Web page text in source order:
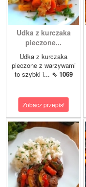
Udka z kurczaka
pieczone...
Udka z kurczaka
pieczone z warzywami
to szybki i... ⇖ 1069
Zobacz przepis!